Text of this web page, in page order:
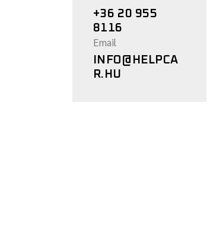
+36 20 955
8116
Email
INFO@HELPCA
R.HU